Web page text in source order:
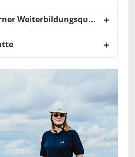
Förderung externer Weiterbildungsqualifikationen